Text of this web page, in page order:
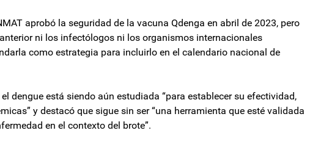
aprobó la seguridad de la vacuna Qdenga en abril de 2023, pero
ni los infectólogos ni los organismos internacionales
como estrategia para incluirlo en el calendario nacional de
dengue está siendo aún estudiada “para establecer su efectividad,
y destacó que sigue sin ser “una herramienta que esté validada
en el contexto del brote”.